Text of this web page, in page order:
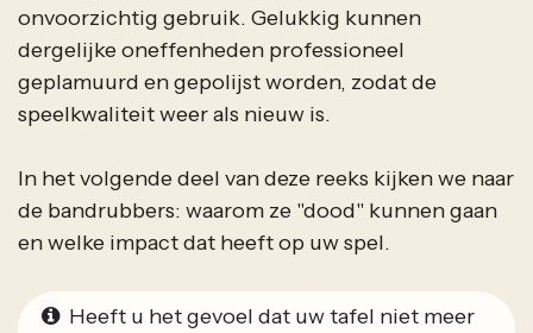
onvoorzichtig gebruik. Gelukkig kunnen
dergelijke oneffenheden professioneel
geplamuurd en gepolijst worden, zodat de
speelkwaliteit weer als nieuw is.
In het volgende deel van deze reeks kijken we naar
de bandrubbers: waarom ze "dood" kunnen gaan
en welke impact dat heeft op uw spel.
Heeft u het gevoel dat uw tafel niet meer